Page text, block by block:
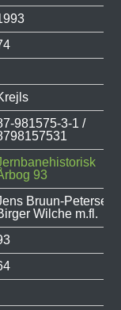
981575-3-1 /
93
Bruun-Petersen,
Wilche m.fl.